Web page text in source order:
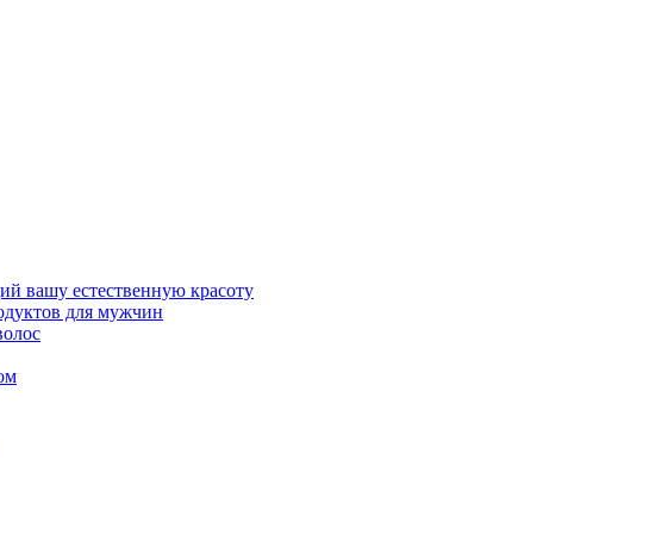
вашу естественную красоту
для мужчин